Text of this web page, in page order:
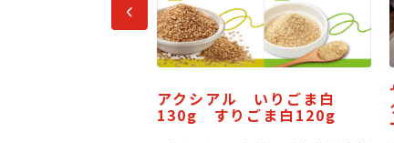
前へ
ヤマザキ サンドパン ミル
ククリーム＆バター風味クリ
ーム